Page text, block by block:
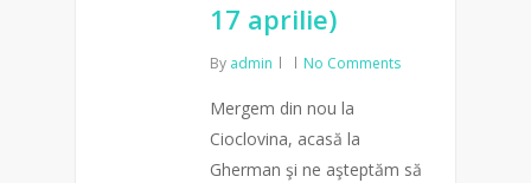
17 aprilie)
By admin No Comments
Mergem din nou la
Cioclovina, acasă la
Gherman şi ne aşteptăm să